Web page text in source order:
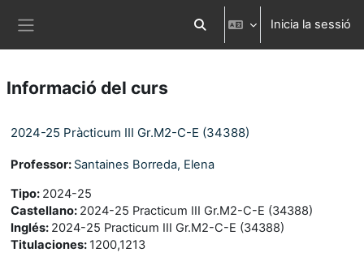
Commuta l'entrada de la cerca
Inicia la sessió
Informació del curs
2024-25 Pràcticum III Gr.M2-C-E (34388)
Professor: Santaines Borreda, Elena
Tipo: 2024-25
Castellano: 2024-25 Practicum III Gr.M2-C-E (34388)
Inglés: 2024-25 Practicum III Gr.M2-C-E (34388)
Titulaciones: 1200,1213